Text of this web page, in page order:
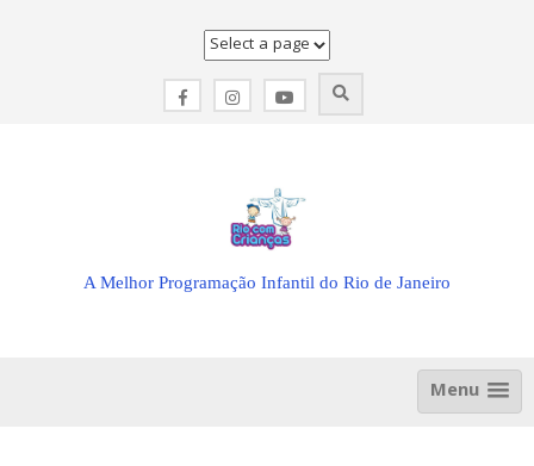
A Melhor Programação Infantil do Rio de Janeiro
Menu